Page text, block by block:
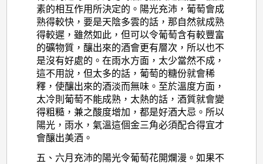
素的相互作用所決定的。陽光充沛，葡萄會成
熟得較快，要是天陰多雲的話，那自然就成熟
得較遲，雖然如此，但可以令葡萄含有較豐富
的礦物質，釀出來的酒會更有層次，所以也不
是沒有好處的。在雨水方面，太少當然不成，
這不用說，但太多的話，葡萄的糖份就會稀
釋，使釀出來的酒淡而無味。至於溫度方面，
太冷則葡萄不能成熟，太熱的話，酒質就會變
得粗糙，兼之酸度增加，都是好酒大忌。所以
陽光，雨水，氣溫這個金三角必須配合得宜才
會釀出美酒。
五、六月充沛的陽光令葡萄花開爛漫。如果不